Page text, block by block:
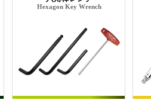
Hexagon Key Wrench